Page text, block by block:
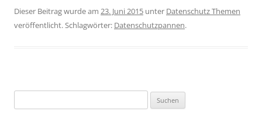
Dieser Beitrag wurde am 23. Juni 2015 unter Datenschutz Themen
veröffentlicht. Schlagwörter: Datenschutzpannen.
nach: